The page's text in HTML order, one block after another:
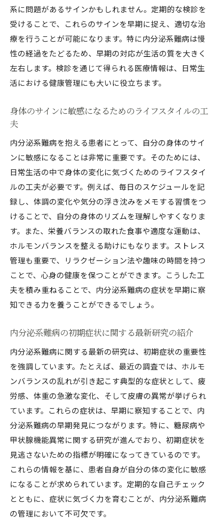
ストレスと内分泌系の相互関係を理解する
ホルモン分泌異常が引き起こす症状一覧
食事と運動がホルモンバランスに与える影
響
内分泌系難病の予防に役立つ日常的な習慣
医師と共に行うホルモンバランス改善プラ
日常生活に及ぼす内分泌系難病の長期的影
継続的な治療とその精神的負担に対処する
方法
内分泌系難病の進行を遅らせるための戦略
患者の実体験から学ぶ生活の質向上法
慢性的な症状に対する最新の治療オプショ
ン
内分泌系難病患者の社会的サポートネット
ワーク
内分泌系難病の早期発見が生活の質に与える影
響
早期発見がもたらす生活の質の向上例
早期発見後の治療選択肢と効果的な管理
患者と医療従事者の連携がもたらす変化
生活の質を高めるための具体的な行動計画
内分泌系難病の症状把握がもたらす日常生活の
ヒント
症状に応じた日常生活の改善策
内分泌系難病と共に生きるための心構え
生活習慣の見直しとその効果的な実践法
症状日誌を活用した健康管理法
系に問題があるサインかもしれません。定期的な検診を
受けることで、これらのサインを早期に捉え、適切な治
療を行うことが可能になります。特に内分泌系難病は慢
性の経過をたどるため、早期の対応が生活の質を大きく
左右します。検診を通じて得られる医療情報は、日常生
活における健康管理にも大いに役立ちます。
身体のサインに敏感になるためのライフスタイルの工
夫
内分泌系難病を抱える患者にとって、自分の身体のサイ
ンに敏感になることは非常に重要です。そのためには、
日常生活の中で身体の変化に気づくためのライフスタイ
ルの工夫が必要です。例えば、毎日のスケジュールを記
録し、体調の変化や気分の浮き沈みをメモする習慣をつ
けることで、自分の身体のリズムを理解しやすくなりま
す。また、栄養バランスの取れた食事や適度な運動は、
ホルモンバランスを整える助けにもなります。ストレス
管理も重要で、リラクゼーション法や趣味の時間を持つ
ことで、心身の健康を保つことができます。こうした工
夫を積み重ねることで、内分泌系難病の症状を早期に察
知できる力を養うことができるでしょう。
内分泌系難病の初期症状に関する最新研究の紹介
内分泌系難病に関する最新の研究は、初期症状の重要性
を強調しています。たとえば、最近の調査では、ホルモ
ンバランスの乱れが引き起こす典型的な症状として、疲
労感、体重の急激な変化、そして皮膚の異常が挙げられ
ています。これらの症状は、早期に察知することで、内
分泌系難病の早期発見につながります。特に、糖尿病や
甲状腺機能異常に関する研究が進んでおり、初期症状を
見逃さないための指標が明確になってきているのです。
これらの情報を基に、患者自身が自分の体の変化に敏感
になることが求められています。定期的な自己チェック
とともに、症状に気づく力を育むことが、内分泌系難病
の管理において不可欠です。